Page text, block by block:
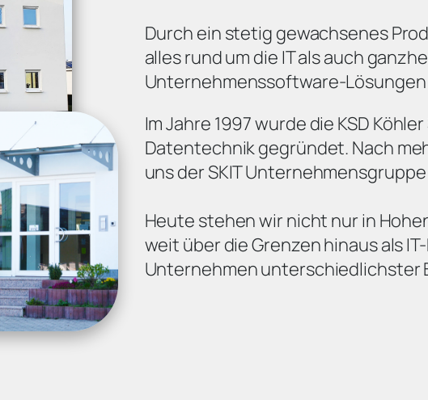
Durch ein stetig gewachsenes
alles rund um die IT als auch
Unternehmenssoftware-Lösungen
Im Jahre 1997 wurde die KSD
Datentechnik gegründet. Nach
uns der SKIT
Heute stehen wir nicht nur in
weit über die Grenzen hinaus als
Unternehmen unterschiedlichster